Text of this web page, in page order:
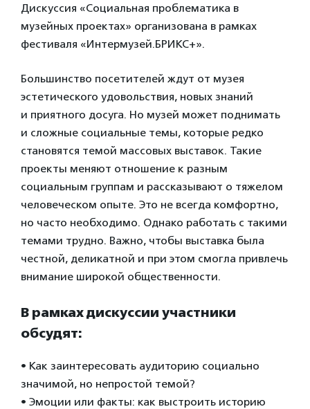
Дискуссия «Социальная проблематика в
музейных проектах» организована в рамках
фестиваля «Интермузей.БРИКС+».
Большинство посетителей ждут от музея
эстетического удовольствия, новых знаний
и приятного досуга. Но музей может поднимать
и сложные социальные темы, которые редко
становятся темой массовых выставок. Такие
проекты меняют отношение к разным
социальным группам и рассказывают о тяжелом
человеческом опыте. Это не всегда комфортно,
но часто необходимо. Однако работать с такими
темами трудно. Важно, чтобы выставка была
честной, деликатной и при этом смогла привлечь
внимание широкой общественности.
В рамках дискуссии участники
обсудят:
• Как заинтересовать аудиторию социально
значимой, но непростой темой?
• Эмоции или факты: как выстроить историю